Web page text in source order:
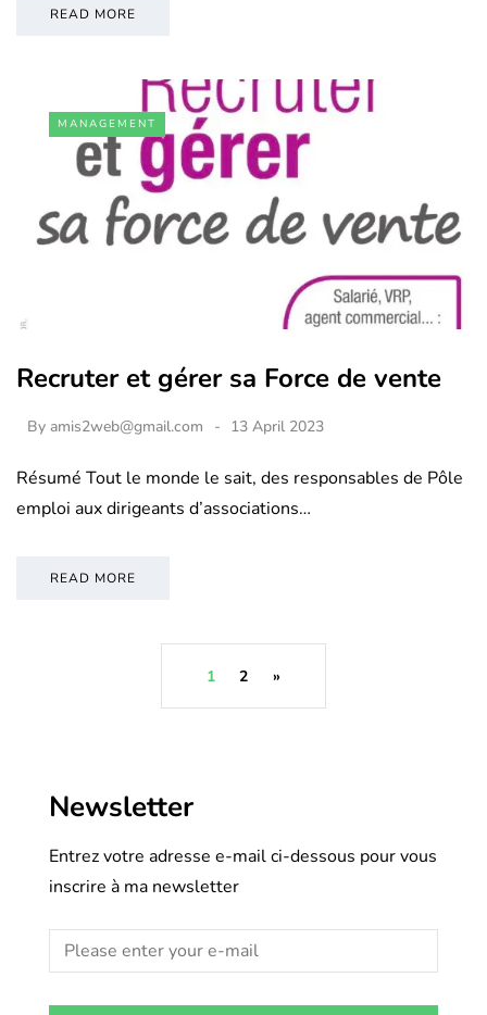
READ MORE
MANAGEMENT
Recruter et gérer sa Force de vente
By amis2web@gmail.com 13 April 2023
Résumé Tout le monde le sait, des responsables de Pôle
emploi aux dirigeants d’associations…
READ MORE
1 2 »
Newsletter
Entrez votre adresse e-mail ci-dessous pour vous
inscrire à ma newsletter